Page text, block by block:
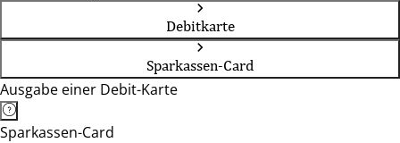
Debitkarte
Sparkassen-Card
Ausgabe einer Debit-Karte
Sparkassen-Card